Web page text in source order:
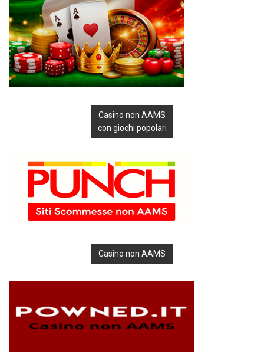
Casino non AAMS
con giochi popolari
Casino non AAMS